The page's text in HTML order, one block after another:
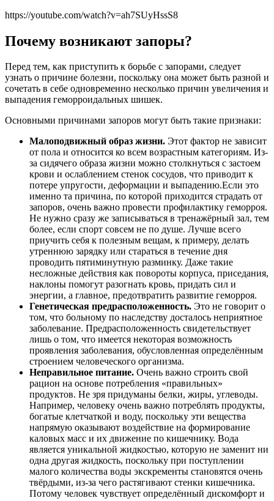
https://youtube.com/watch?v=ah7SUyHssS8
Почему возникают запоры?
Перед тем, как приступить к борьбе с запорами, следует
узнать о причине болезни, поскольку она может быть разной и
сочетать в себе одновременно несколько причин увеличения и
выпадения геморроидальных шишек.
Основными причинами запоров могут быть такие признаки:
Малоподвижный образ жизни. Этот фактор не зависит
от пола и относится ко всем возрастным категориям. Из-
за сидячего образа жизни можно столкнуться с застоем
крови и ослаблением стенок сосудов, что приводит к
потере упругости, деформации и выпадению.Если это
именно та причина, по которой приходится страдать от
запоров, очень важно провести профилактику геморроя.
Не нужно сразу же записываться в тренажёрный зал, тем
более, если спорт совсем не по душе. Лучше всего
приучить себя к полезным вещам, к примеру, делать
утреннюю зарядку или стараться в течение дня
проводить пятиминутную разминку. Даже такие
несложные действия как повороты корпуса, приседания,
наклоны помогут разогнать кровь, придать сил и
энергии, а главное, предотвратить развитие геморроя.
Генетическая предрасположенность. Это не говорит о
том, что больному по наследству досталось неприятное
заболевание. Предрасположенность свидетельствует
лишь о том, что имеется некоторая возможность
проявления заболевания, обусловленная определённым
строением человеческого организма.
Неправильное питание. Очень важно строить свой
рацион на основе потребления «правильных»
продуктов. Не зря придуманы белки, жиры, углеводы.
Например, человеку очень важно потреблять продукты,
богатые клетчаткой и воду, поскольку эти вещества
напрямую оказывают воздействие на формирование
каловых масс и их движение по кишечнику. Вода
является уникальной жидкостью, которую не заменит ни
одна другая жидкость, поскольку при поступлении
малого количества воды экскременты становятся очень
твёрдыми, из-за чего растягивают стенки кишечника.
Потому человек чувствует определённый дискомфорт и